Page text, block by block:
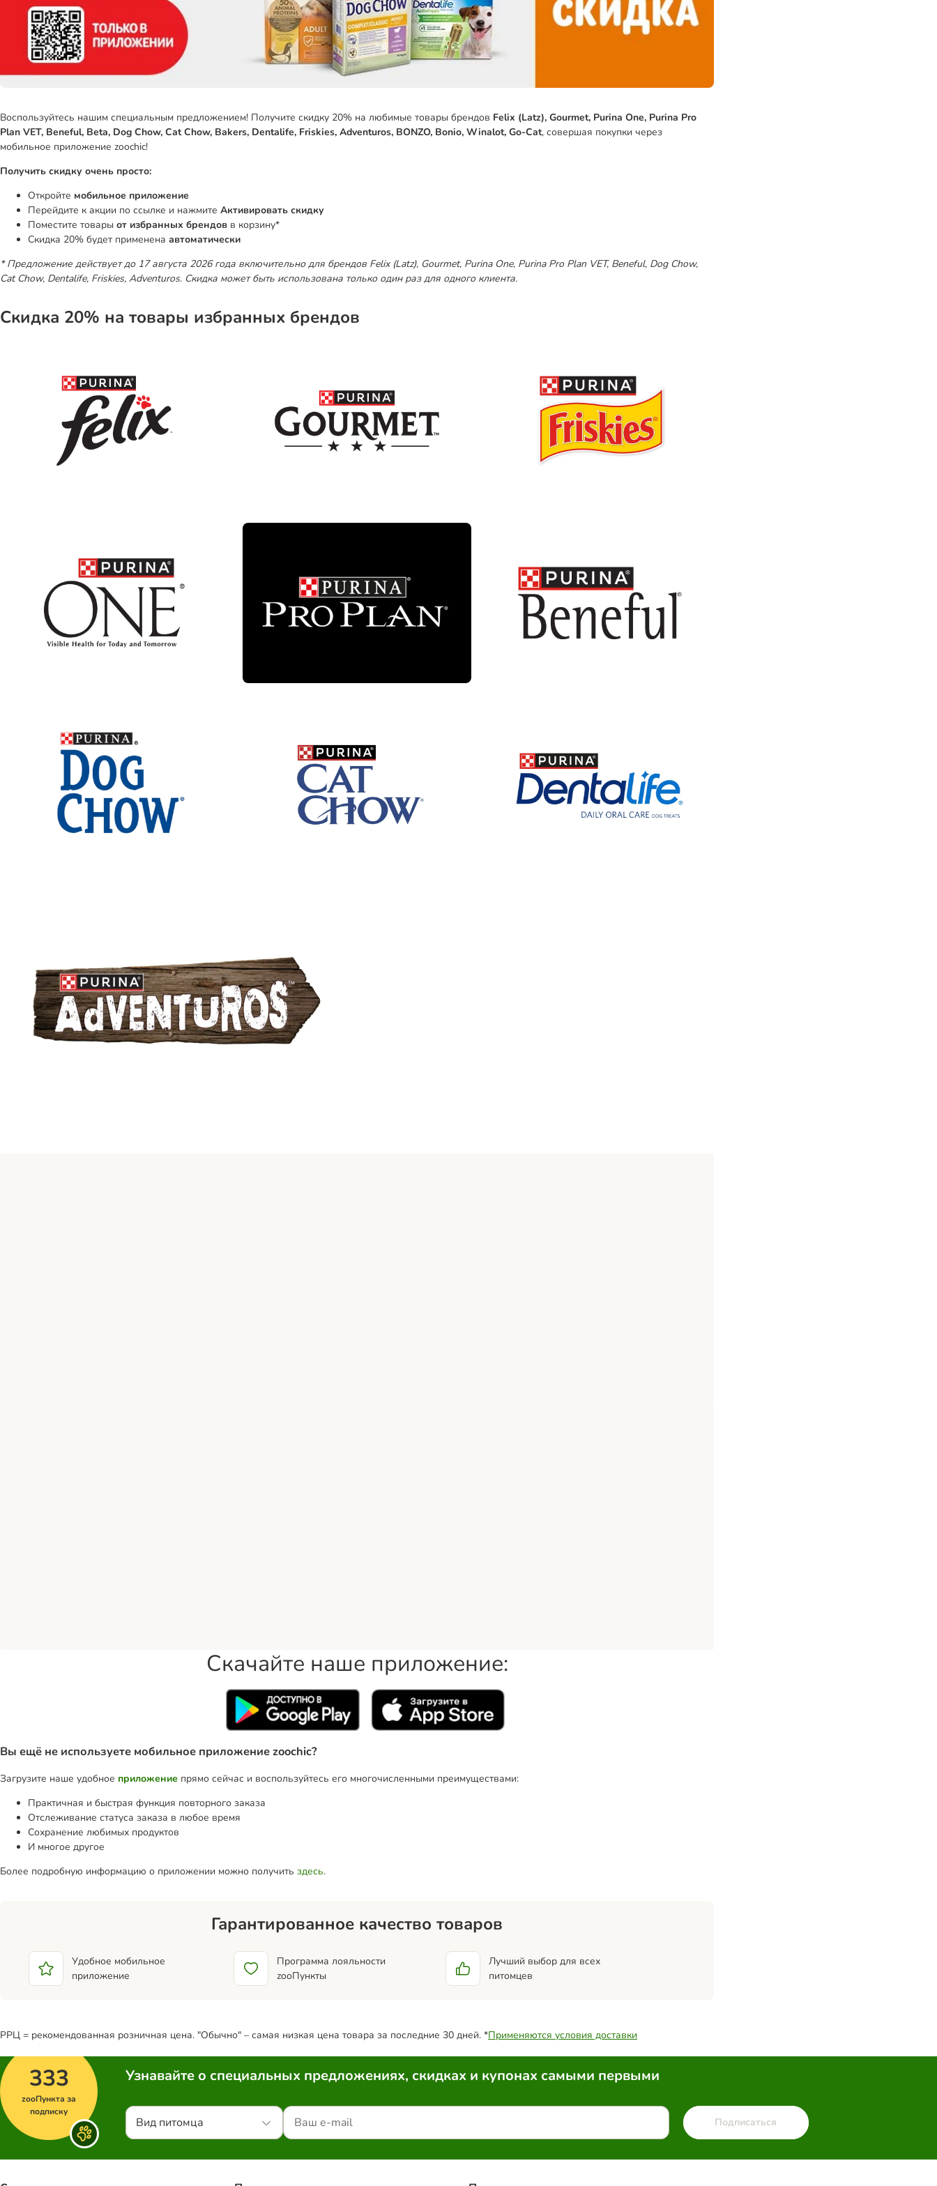
Воспользуйтесь нашим специальным предложением! Получите скидку 20% на любимые товары брендов Felix (Latz), Gourmet, Purina One, Purina Pro
Plan VET, Beneful, Beta, Dog Chow, Cat Chow, Bakers, Dentalife, Friskies, Adventuros, BONZO, Bonio, Winalot, Go-Cat, совершая покупки через
мобильное приложение zoochic!
Получить скидку очень просто:
Откройте мобильное приложение
Перейдите к акции по ссылке и нажмите Активировать скидку
Поместите товары от избранных брендов в корзину*
Скидка 20% будет применена автоматически
* Предложение действует до 17 августа 2026 года включительно для брендов Felix (Latz), Gourmet, Purina One, Purina Pro Plan VET, Beneful, Dog Chow,
Cat Chow, Dentalife, Friskies, Adventuros. Скидка может быть использована только один раз для одного клиента.
Скидка 20% на товары избранных брендов
Скачайте наше приложение:
Вы ещё не используете мобильное приложение zoochic?
Загрузите наше удобное приложение прямо сейчас и воспользуйтесь его многочисленными преимуществами:
Практичная и быстрая функция повторного заказа
Отслеживание статуса заказа в любое время
Сохранение любимых продуктов
И многое другое
Более подробную информацию о приложении можно получить здесь.
Гарантированное качество товаров
Удобное мобильное
приложение
Программа лояльности
zooПункты
Лучший выбор для всех
питомцев
РРЦ = рекомендованная розничная цена. "Обычно" – самая низкая цена товара за последние 30 дней. *Применяются условия доставки
333
zooПункта за
подписку
Узнавайте о специальных предложениях, скидках и купонах самыми первыми
Вид питомца Подписаться